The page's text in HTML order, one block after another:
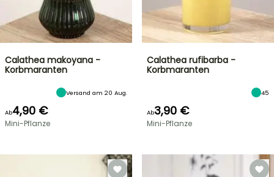
Calathea makoyana -
Korbmaranten
Versand am 20 Aug.
Ab4,90 €
Mini-Pflanze
Calathea rufibarba -
Korbmaranten
45
Ab3,90 €
Mini-Pflanze